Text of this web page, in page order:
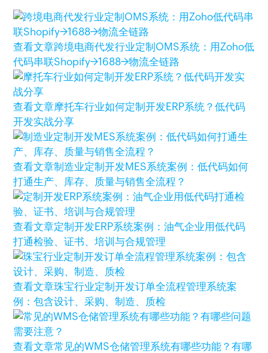
查看文章跨境电商代发行业定制OMS系统：用Zoho低
代码串联Shopify→1688→物流全链路
查看文章摩托车行业如何定制开发ERP系统？低代码
开发实战分享
查看文章制造业定制开发MES系统案例：低代码如何
打通生产、库存、质量与销售全流程？
查看文章定制开发ERP系统案例：油气企业用低代码
打通检验、证书、培训与合规管理
查看文章珠宝行业定制开发订单全流程管理系统案
例：包含设计、采购、制造、质检
查看文章常见的WMS仓储管理系统有哪些功能？有哪